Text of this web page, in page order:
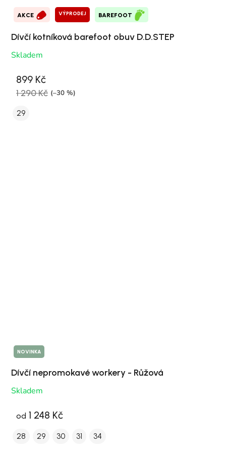
AKCE VÝPRODEJ BAREFOOT
Dívčí kotníková barefoot obuv D.D.STEP
Skladem
899 Kč
1 290 Kč (–30 %)
29
NOVINKA
Dívčí nepromokavé workery - Růžová
Skladem
od 1 248 Kč
28 29 30 31 34